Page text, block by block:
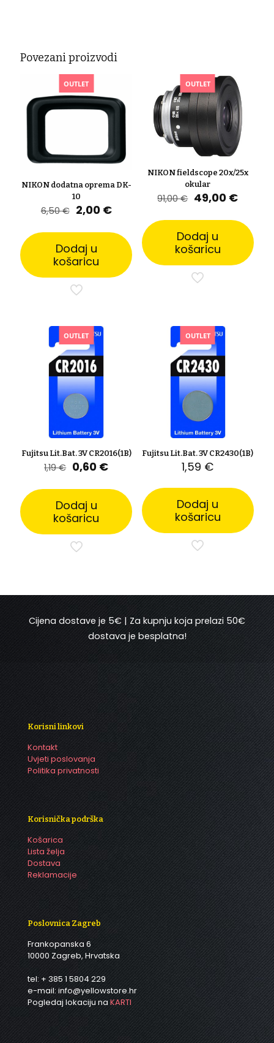
Povezani proizvodi
OUTLET
NIKON dodatna oprema DK-
10
6,50€ Izvorna
bila
je:
6,50 €.
2,00 €Trenutna
je:
2,00 €.
Dodaj u
košaricu
OUTLET
NIKON fieldscope 20x/25x
okular
91,00€ Izvorna
bila
je:
91,00 €.
49,00 €
je:
49,00
Dodaj u
košaricu
OUTLET
Fujitsu Lit.Bat. 3V CR2016(1B)
1,19€ Izvorna
bila
je:
1,19 €.
0,60 €Trenutna
je:
0,60 €.
Dodaj u
košaricu
OUTLET
Fujitsu Lit.Bat. 3V CR2430(1B)
1,59 €
Dodaj u
košaricu
Cijena dostave je 5€ | Za kupnju koja prelazi 50€
dostava je besplatna!
Korisni linkovi
Kontakt
Uvjeti poslovanja
Politika privatnosti
Korisnička podrška
Košarica
Lista želja
Dostava
Reklamacije
Poslovnica Zagreb
Frankopanska 6
10000 Zagreb, Hrvatska
tel: + 385 1 5804 229
e-mail: info@yellowstore.hr
Pogledaj lokaciju na KARTI